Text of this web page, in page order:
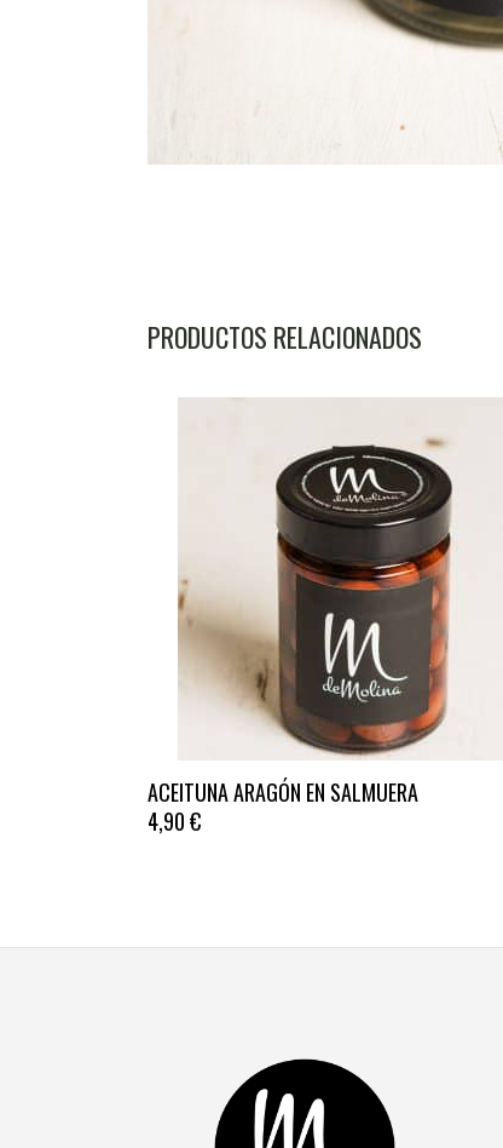
PRODUCTOS RELACIONADOS
ACEITUNA ARAGÓN EN SALMUERA
4,90€